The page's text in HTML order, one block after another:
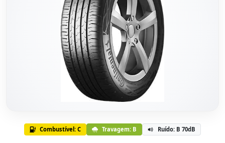
Combustível: C Travagem: B Ruído: B 70dB